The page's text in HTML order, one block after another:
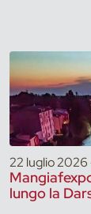
22 luglio 2026
lungo la